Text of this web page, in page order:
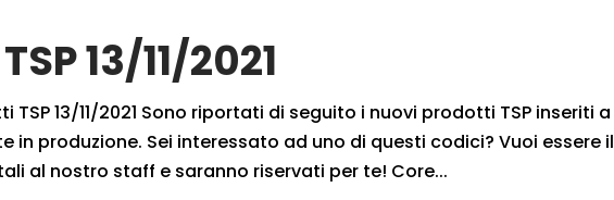
13/11/2021
TSP 13/11/2021 Sono riportati di seguito i nuovi prodotti TSP inseriti a
produzione. Sei interessato ad uno di questi codici? Vuoi essere il
al nostro staff e saranno riservati per te! Core...